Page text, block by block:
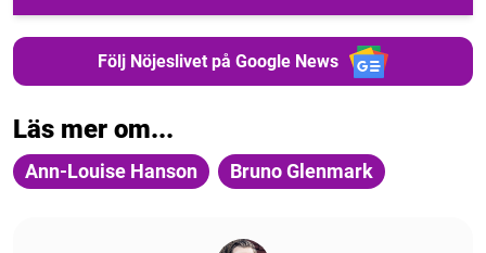
Följ Nöjeslivet på Google News
Läs mer om...
Ann-Louise Hanson Bruno Glenmark